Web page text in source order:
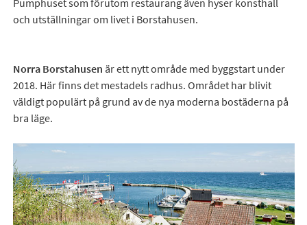
och utställningar om livet i Borstahusen.
Norra Borstahusen är ett nytt område med byggstart under
2018. Här finns det mestadels radhus. Området har blivit
väldigt populärt på grund av de nya moderna bostäderna på
bra läge.